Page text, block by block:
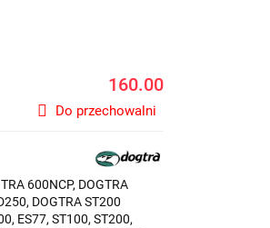
160.00
Do przechowalni
600NCP, DOGTRA
DOGTRA ST200
ES77, ST100, ST200,